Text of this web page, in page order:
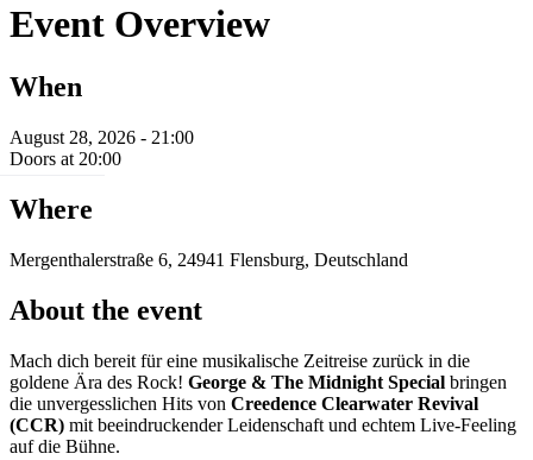
Event Overview
When
August 28, 2026 - 21:00
Doors at 20:00
Where
Mergenthalerstraße 6, 24941 Flensburg, Deutschland
About the event
Mach dich bereit für eine musikalische Zeitreise zurück in die
goldene Ära des Rock! George & The Midnight Special bringen
die unvergesslichen Hits von Creedence Clearwater Revival
(CCR) mit beeindruckender Leidenschaft und echtem Live-Feeling
auf die Bühne.